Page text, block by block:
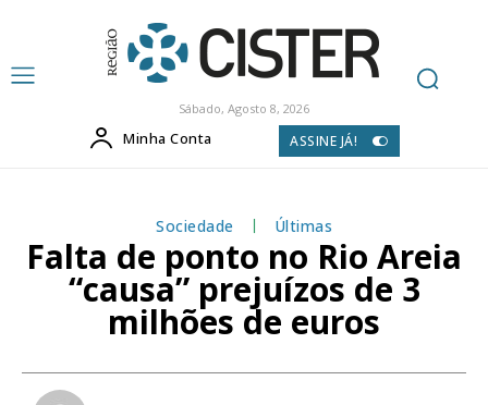
Sábado, Agosto 8, 2026
Minha Conta ASSINE JÁ!
Sociedade Últimas
Falta de ponto no Rio Areia
“causa” prejuízos de 3
milhões de euros